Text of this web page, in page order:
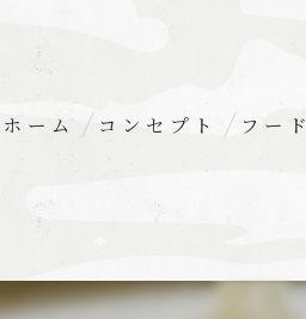
ホーム コンセプト フード